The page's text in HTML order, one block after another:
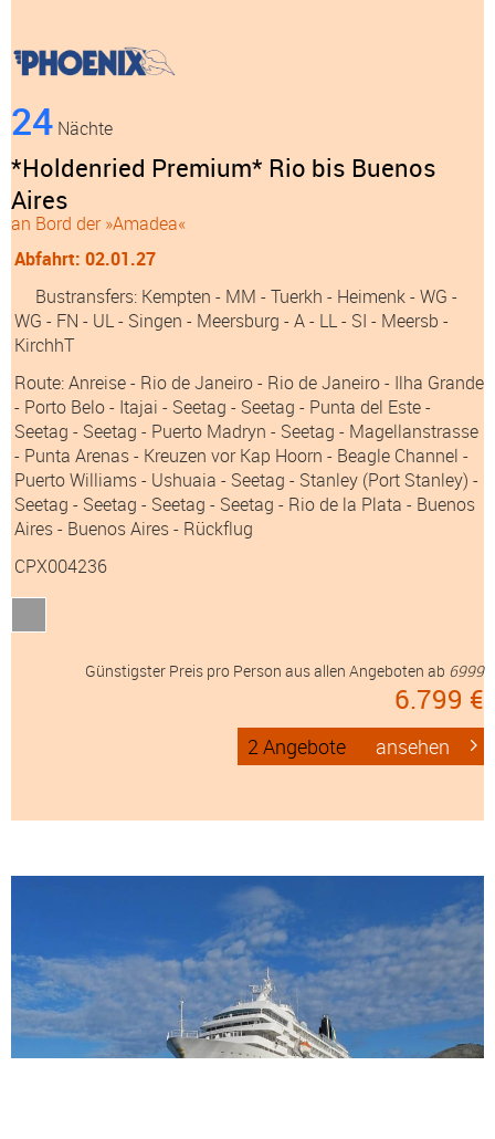
24 Nächte
*Holdenried Premium* Rio bis Buenos
Aires
an Bord der »Amadea«
Abfahrt: 02.01.27
Bustransfers: Kempten - MM - Tuerkh - Heimenk- WG -
WG - FN - UL- Singen - Meersburg - A- LL- SI - Meersb -
KirchhT
Route: Anreise - Rio de Janeiro - Rio de Janeiro - Ilha Grande
- Porto Belo - Itajai - Seetag - Seetag - Punta del Este -
Seetag - Seetag - Puerto Madryn - Seetag - Magellanstrasse
- Punta Arenas - Kreuzen vor Kap Hoorn - Beagle Channel -
Puerto Williams - Ushuaia - Seetag - Stanley (Port Stanley) -
Seetag - Seetag - Seetag - Seetag - Rio de la Plata - Buenos
Aires - Buenos Aires - Rückflug
CPX004236
Günstigster Preis pro Person aus allen Angeboten ab 6999
6.799 €
2 Angebote ansehen